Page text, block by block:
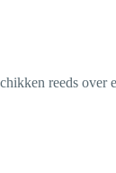
reeds over